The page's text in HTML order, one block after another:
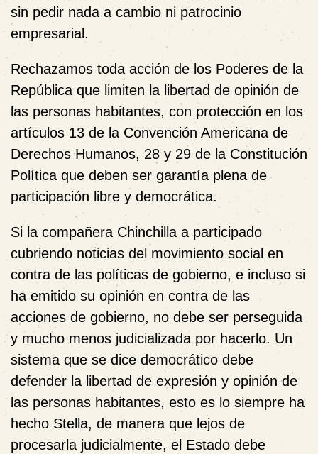
sin pedir nada a cambio ni patrocinio
empresarial.
Rechazamos toda acción de los Poderes de la
República que limiten la libertad de opinión de
las personas habitantes, con protección en los
artículos 13 de la Convención Americana de
Derechos Humanos, 28 y 29 de la Constitución
Política que deben ser garantía plena de
participación libre y democrática.
Si la compañera Chinchilla a participado
cubriendo noticias del movimiento social en
contra de las políticas de gobierno, e incluso si
ha emitido su opinión en contra de las
acciones de gobierno, no debe ser perseguida
y mucho menos judicializada por hacerlo. Un
sistema que se dice democrático debe
defender la libertad de expresión y opinión de
las personas habitantes, esto es lo siempre ha
hecho Stella, de manera que lejos de
procesarla judicialmente, el Estado debe